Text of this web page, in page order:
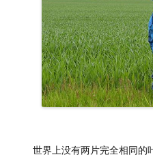
世界上没有两片完全相同的